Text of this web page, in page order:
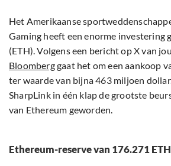
Het Amerikaanse
Gaming heeft een enorme investering
(ETH). Volgens een bericht op X van
Bloomberggaat het om een aankoop
ter waarde van bijna 463 miljoen
SharpLink in één klap de grootste
van Ethereum geworden.
Ethereum-reserve van 176.271 ETH